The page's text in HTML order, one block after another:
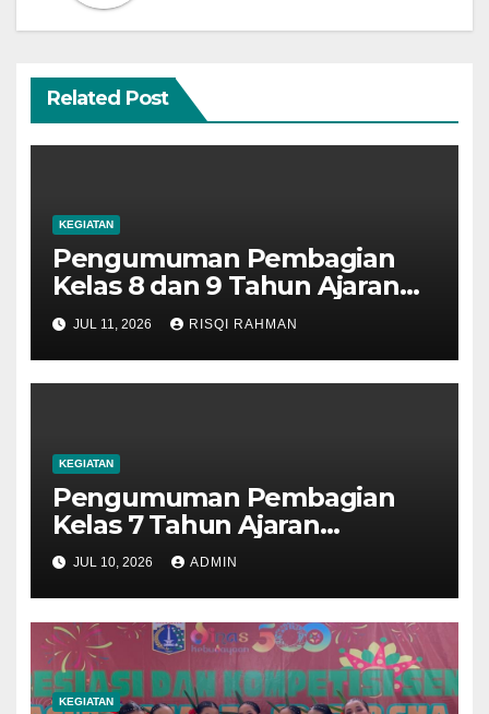
Related Post
KEGIATAN
Pengumuman Pembagian
Kelas 8 dan 9 Tahun Ajaran
2026-2027
JUL 11, 2026 RISQI RAHMAN
KEGIATAN
Pengumuman Pembagian
Kelas 7 Tahun Ajaran
2026/2027
JUL 10, 2026 ADMIN
KEGIATAN